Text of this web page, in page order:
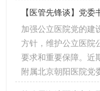
加强公立医院党的建
方针，维护公立医院
要求和重要保障。近
附属北京朝阳医院党